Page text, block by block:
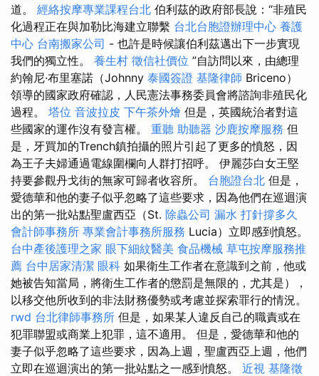
道。 經絡按摩專業課程台北 伯利茲的政府部長說：“非殖民
化過程正在與加勒比海建立聯繫 台北台胞證辦理中心 養護
中心 台南搬家公司 - 也許是時候讓伯利茲邁出下一步實現
我們的獨立性。 養生村 徵信社價位 ”自訪問以來，由總理
約翰尼·布里塞諾（Johnny 泰國簽證 基隆律師 Briceno）
領導的國家政府確認，人民憲法事務委員會將諮詢非殖民化
過程。 塔位 音波拉皮 下午茶外燴 但是，英國統治者對這
些國家的運作沒有發言權。 重聽 助聽器 沙鹿按摩服務 但
是，牙買加的Trench鎮拍攝的照片引起了更多的憤怒，因
為王子夫婦通過電線圍欄向人群打招呼。 伊麗莎白女王堅
持要參觀丹戈街的無家可歸者收容所。 台胞證台北 但是，
愛德華和他的妻子似乎忽略了這些要求，因為他們在巡迴演
出的第一批站點聖盧西亞（St. 除蟲公司 漏水 打針撐多久
會計師事務所 專業會計事務所服務 Lucia）立即感到憤怒。
台中產後護理之家 眼下細紋醫美 食品機械 草屯按摩服務推
薦 台中居家清潔 眼科 如果衛生工作者在意識到之前，他或
她被告知當局，將衛生工作者的懲罰是無限的，尤其是），
以移交他所收到的非法財務優勢或考慮並探索罪行的情況。
rwd 台北律師事務所 但是，如果某人違反自己的職責或在
犯罪聯盟或商業上犯罪，這不適用。 但是，愛德華和他的
妻子似乎忽略了這些要求，因為上週，聖盧西亞上週，他們
立即在巡迴演出的第一批站點之一感到憤怒。 近視 基隆徵